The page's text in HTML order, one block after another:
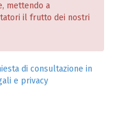
mettendo a
il frutto dei nostri
di consultazione in
e privacy